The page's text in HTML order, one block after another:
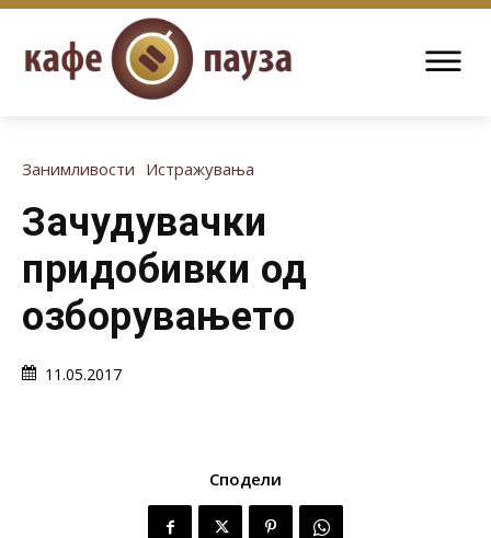
Занимливости Истражувања
Зачудувачки
придобивки од
озборувањето
11.05.2017
Сподели